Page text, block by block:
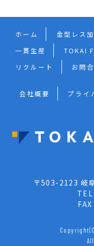
ホーム 金型レス
一貫生産
TOKAI
リクルート
お問
会社概要 プライ
〒503-2123 岐